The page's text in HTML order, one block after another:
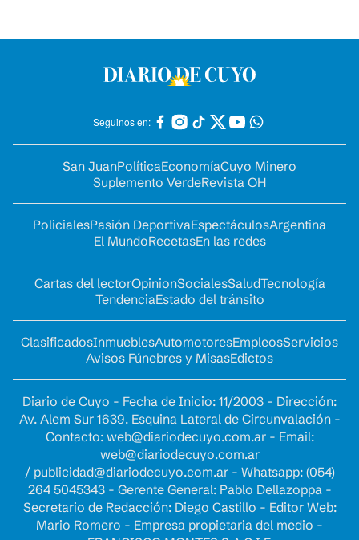
Seguinos en:
San JuanPolíticaEconomíaCuyo Minero
Suplemento VerdeRevista OH
PolicialesPasión DeportivaEspectáculosArgentina
El MundoRecetasEn las redes
Cartas del lectorOpinionSocialesSaludTecnología
TendenciaEstado del tránsito
ClasificadosInmueblesAutomotoresEmpleosServicios
Avisos Fúnebres y MisasEdictos
Diario de Cuyo - Fecha de Inicio: 11/2003 - Dirección:
Av. Alem Sur 1639. Esquina Lateral de Circunvalación -
Contacto: web@diariodecuyo.com.ar- Email:
web@diariodecuyo.com.ar
/ publicidad@diariodecuyo.com.ar- Whatsapp: (054)
264 5045343 - Gerente General: Pablo Dellazoppa -
Secretario de Redacción: Diego Castillo - Editor Web:
Mario Romero - Empresa propietaria del medio -